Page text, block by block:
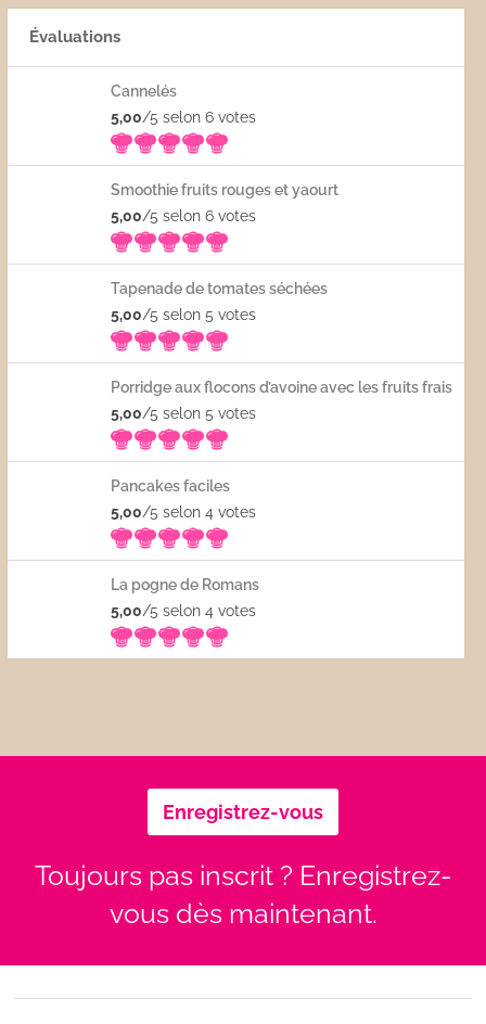
Évaluations
Cannelés
5,00/5 selon 6votes
Smoothie fruits rouges et yaourt
5,00/5 selon 6votes
Tapenade de tomates séchées
5,00/5 selon 5votes
Porridge aux flocons d’avoine avec les fruits frais
5,00/5 selon 5votes
Pancakes faciles
5,00/5 selon 4votes
La pogne de Romans
5,00/5 selon 4votes
Enregistrez-vous
Toujours pas inscrit ? Enregistrez-
vous dès maintenant.